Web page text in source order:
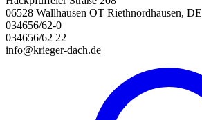
06528 Wallhausen OT Riethnordhausen, DE
034656/62-0
034656/62 22
info@krieger-dach.de